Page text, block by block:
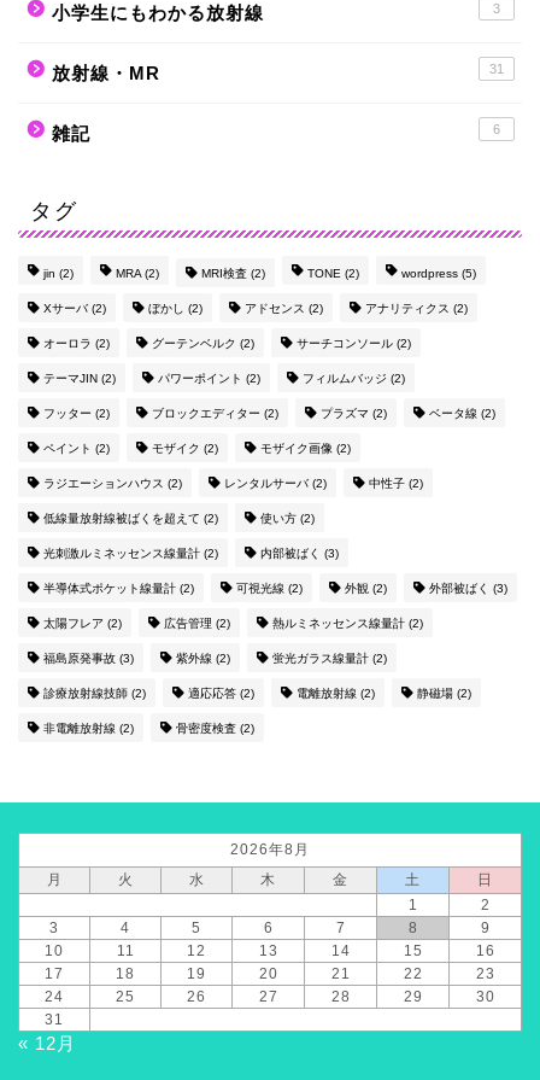
小学生にもわかる放射線 3
放射線・MR 31
雑記 6
タグ
jin (2) MRA (2) MRI検査 (2) TONE (2) wordpress (5)
Xサーバ (2) ぼかし (2) アドセンス (2) アナリティクス (2)
オーロラ (2) グーテンベルク (2) サーチコンソール (2)
テーマJIN (2) パワーポイント (2) フィルムバッジ (2)
フッター (2) ブロックエディター (2) プラズマ (2) ベータ線 (2)
ペイント (2) モザイク (2) モザイク画像 (2)
ラジエーションハウス (2) レンタルサーバ (2) 中性子 (2)
低線量放射線被ばくを超えて (2) 使い方 (2)
光刺激ルミネッセンス線量計 (2) 内部被ばく (3)
半導体式ポケット線量計 (2) 可視光線 (2) 外観 (2) 外部被ばく (3)
太陽フレア (2) 広告管理 (2) 熱ルミネッセンス線量計 (2)
福島原発事故 (3) 紫外線 (2) 蛍光ガラス線量計 (2)
診療放射線技師 (2) 適応応答 (2) 電離放射線 (2) 静磁場 (2)
非電離放射線 (2) 骨密度検査 (2)
2026年8月
月
火 水 木 金 土
日
1
2
3
4 5 6 7 8
9
10
11 12 13 14 15
16
17
18 19 20 21 22
23
24
25 26 27 28 29
30
31
« 12月